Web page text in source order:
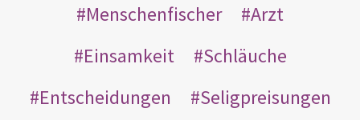
Menschenfischer
Arzt
Einsamkeit
Schläuche
Entscheidungen
Seligpreisungen